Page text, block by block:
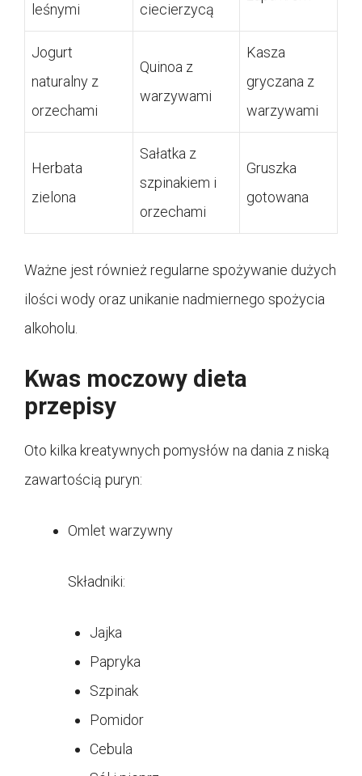
leśnymi
ciecierzycą
Jogurt
naturalny z
orzechami
Quinoa z
warzywami
Kasza
gryczana z
warzywami
Herbata
zielona
Sałatka z
szpinakiem i
orzechami
Gruszka
gotowana
Ważne jest również regularne spożywanie dużych
ilości wody oraz unikanie nadmiernego spożycia
alkoholu.
Kwas moczowy dieta
przepisy
Oto kilka kreatywnych pomysłów na dania z niską
zawartością puryn:
Omlet warzywny
Składniki:
Jajka
Papryka
Szpinak
Pomidor
Cebula